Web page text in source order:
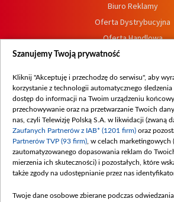
Biuro Reklamy
Oferta Dystrybucyjna
Oferta Handlowa
Dostępność
Procedura zgłoszeń
Szanujemy Twoją prywatność
Kliknij "Akceptuję i przechodzę do serwisu", aby
korzystanie z technologii automatycznego śledzenia
dostęp do informacji na Twoim urządzeniu
przechowywanie oraz na przetwarzanie Twoich
nas, czyli Telewizję Polską S.A. w likwidacji (zwaną
Zaufanych Partnerów z IAB* (1201 firm) oraz
Partnerów TVP (93 firm) , w celach marketingowych
zautomatyzowanego dopasowania reklam do
mierzenia ich skuteczności) i pozostałych, które
także zgody na udostępnianie przez nas
Twoje dane osobowe zbierane podczas